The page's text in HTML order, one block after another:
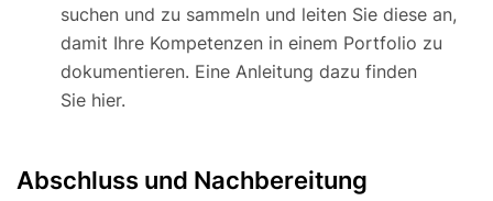
suchen und zu sammeln und leiten Sie diese an,
damit Ihre Kompetenzen in einem Portfolio zu
dokumentieren. Eine Anleitung dazu finden
Sie hier.
Abschluss und Nachbereitung